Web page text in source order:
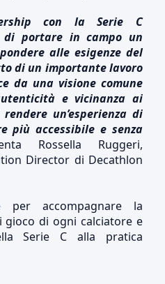
con la Serie C
di portare in campo un
alle esigenze del
di un importante lavoro
da una visione comune
e vicinanza ai
un’esperienza di
più accessibile e senza
Rossella Ruggeri,
Director di Decathlon
accompagnare la
gioco di ogni calciatore e
Serie C alla pratica